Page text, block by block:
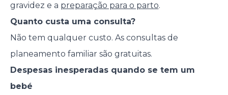
gravidez e a preparação para o parto.
Quanto custa uma consulta?
Não tem qualquer custo. As consultas de
planeamento familiar são gratuitas.
Despesas inesperadas quando se tem um
bebé